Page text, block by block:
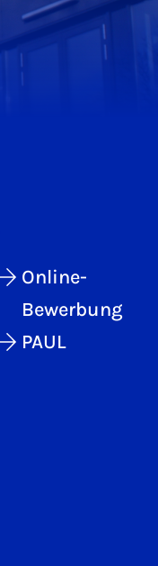
Online-
Bewerbung
PAUL